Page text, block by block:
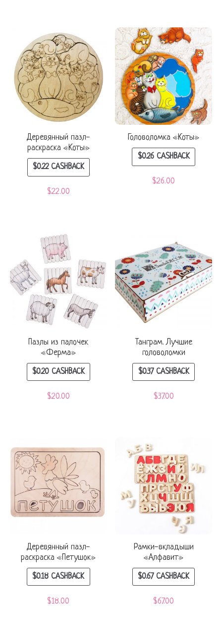
Деревянный пазл-
раскраска «Коты»
$0.22CASHBACK
$22.00
Головоломка «Коты»
$0.26CASHBACK
$26.00
Пазлы из палочек
«Ферма»
$0.20CASHBACK
$20.00
Танграм. Лучшие
головоломки
$0.37CASHBACK
$37.00
Деревянный пазл-
раскраска «Петушок»
$0.18 CASHBACK
$18.00
Рамки-вкладыши
«Алфавит»
$0.67CASHBACK
$67.00